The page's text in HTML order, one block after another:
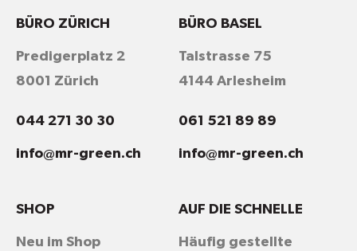
BÜRO ZÜRICH
Predigerplatz 2
8001 Zürich
044 271 30 30
info@mr-green.ch
BÜRO BASEL
Talstrasse 75
4144 Arlesheim
061 521 89 89
info@mr-green.ch
AUF DIE SCHNELLE
Häufig gestellte
SHOP
Neu im Shop